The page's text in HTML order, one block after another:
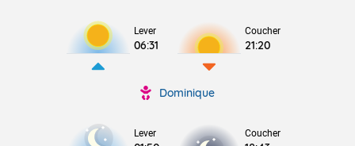
Lever
06:31
Coucher
21:20
Dominique
Lever Coucher